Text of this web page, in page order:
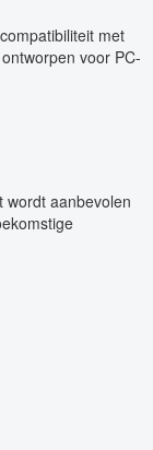
met
voor PC-
wordt aanbevolen